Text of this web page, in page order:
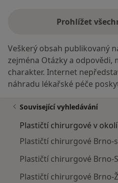
Prohlížet
Veškerý obsah publikovaný
zejména Otázky a
charakter. Internet
náhradu lékařské péče
Související vyhledávání
Plastičtí chirurgové v okolí
Plastičtí chirurgové Brno-
Plastičtí chirurgové Brno-
Plastičtí chirurgové Brno-